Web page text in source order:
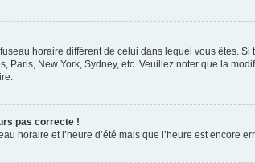
horaire différent de celui dans lequel vous êtes.
Paris, New York, Sydney, etc. Veuillez noter que la
pas correcte !
horaire et l’heure d’été mais que l’heure est